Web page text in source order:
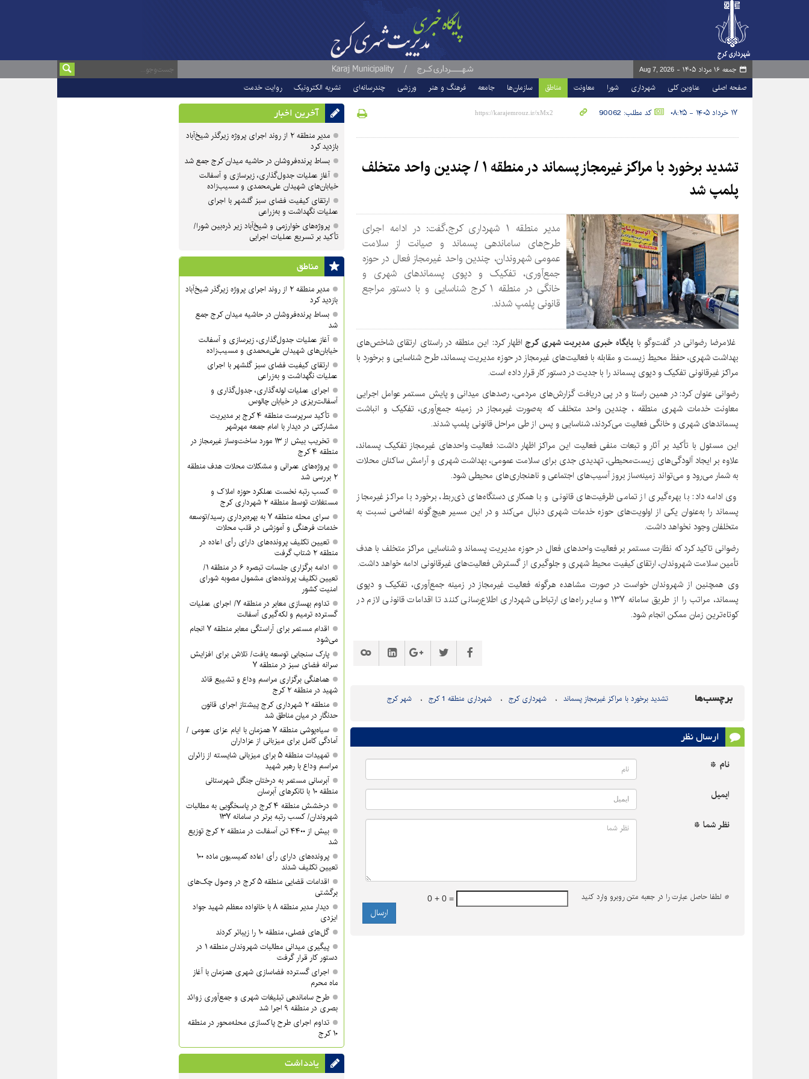
جمعه ۱۶ مرداد ۱۴۰۵ - Aug 7, 2026
صفحه اصلی عناوین کلی شهرداری شورا معاونت مناطق سازمان‌ها جامعه فرهنگ و هنر ورزشی چندرسانه‌ای نشریه الکترونیک روایت خدمت
۱۷ خرداد ۱۴۰۵ - ۰۸:۲۵ کد مطلب: 90062
تشدید برخورد با مراکز غیرمجاز پسماند در منطقه ۱ / چندین واحد متخلف
پلمپ شد
مدیر منطقه ۱ شهرداری کرج،گفت: در ادامه اجرای
طرح‌های ساماندهی پسماند و صیانت از سلامت
عمومی شهروندان، چندین واحد غیرمجاز فعال در حوزه
جمع‌آوری، تفکیک و دپوی پسماندهای شهری و
خانگی در منطقه ۱ کرج شناسایی و با دستور مراجع
قانونی پلمپ شدند.
غلامرضا رضوانی در گفت‌وگو با پایگاه خبری مدیریت شهری کرج اظهار کرد: این منطقه در راستای ارتقای شاخص‌های
بهداشت شهری، حفظ محیط زیست و مقابله با فعالیت‌های غیرمجاز در حوزه مدیریت پسماند، طرح شناسایی و برخورد با
مراکز غیرقانونی تفکیک و دپوی پسماند را با جدیت در دستور کار قرار داده است.
رضوانی عنوان کرد: در همین راستا و در پی دریافت گزارش‌های مردمی، رصدهای میدانی و پایش مستمر عوامل اجرایی
معاونت خدمات شهری منطقه ، چندین واحد متخلف که به‌صورت غیرمجاز در زمینه جمع‌آوری، تفکیک و انباشت
پسماندهای شهری و خانگی فعالیت می‌کردند، شناسایی و پس از طی مراحل قانونی پلمپ شدند.
این مسئول با تأکید بر آثار و تبعات منفی فعالیت این مراکز اظهار داشت: فعالیت واحدهای غیرمجاز تفکیک پسماند،
علاوه بر ایجاد آلودگی‌های زیست‌محیطی، تهدیدی جدی برای سلامت عمومی، بهداشت شهری و آرامش ساکنان محلات
به شمار می‌رود و می‌تواند زمینه‌ساز بروز آسیب‌های اجتماعی و ناهنجاری‌های محیطی شود.
وی ادامه داد: با بهره‌گیری از تمامی ظرفیت‌های قانونی و با همکاری دستگاه‌های ذی‌ربط، برخورد با مراکز غیرمجاز
پسماند را به‌عنوان یکی از اولویت‌های حوزه خدمات شهری دنبال می‌کند و در این مسیر هیچ‌گونه اغماضی نسبت به
متخلفان وجود نخواهد داشت.
رضوانی تاکید کرد که نظارت مستمر بر فعالیت واحدهای فعال در حوزه مدیریت پسماند و شناسایی مراکز متخلف با هدف
تأمین سلامت شهروندان، ارتقای کیفیت محیط شهری و جلوگیری از گسترش فعالیت‌های غیرقانونی ادامه خواهد داشت.
وی همچنین از شهروندان خواست در صورت مشاهده هرگونه فعالیت غیرمجاز در زمینه جمع‌آوری، تفکیک و دپوی
پسماند، مراتب را از طریق سامانه ۱۳۷ و سایر راه‌های ارتباطی شهرداری اطلاع‌رسانی کنند تا اقدامات قانونی لازم در
کوتاه‌ترین زمان ممکن انجام شود.
برچسب‌ها تشدید برخورد با مراکز غیرمجاز پسماند شهرداری کرج شهرداری منطقه 1 کرج شهر کرج
ارسال نظر
نام *
ایمیل
نظر شما *
* لطفا حاصل عبارت را در جعبه متن روبرو وارد کنید 0 + 0 =
آخرین اخبار
مدیر منطقه ۲ از روند اجرای پروژه زیرگذر شیخ‌آباد
بازدید کرد
بساط پرنده‌فروشان در حاشیه میدان کرج جمع شد
آغاز عملیات جدول‌گذاری، زیرسازی و آسفالت
خیابان‌های شهیدان علی‌محمدی و مسیب‌زاده
ارتقای کیفیت فضای سبز گلشهر با اجرای
عملیات نگهداشت و به‌زراعی
پروژه‌های خوارزمی و شیخ‌آباد زیر ذره‌بین شورا/
تأکید بر تسریع عملیات اجرایی
مناطق
مدیر منطقه ۲ از روند اجرای پروژه زیرگذر شیخ‌آباد
بازدید کرد
بساط پرنده‌فروشان در حاشیه میدان کرج جمع
شد
آغاز عملیات جدول‌گذاری، زیرسازی و آسفالت
خیابان‌های شهیدان علی‌محمدی و مسیب‌زاده
ارتقای کیفیت فضای سبز گلشهر با اجرای
عملیات نگهداشت و به‌زراعی
اجرای عملیات لوله‌گذاری، جدول‌گذاری و
آسفالت‌ریزی در خیابان چالوس
تأکید سرپرست منطقه ۴ کرج بر مدیریت
مشارکتی در دیدار با امام جمعه مهرشهر
تخریب بیش از ۱۳ مورد ساخت‌وساز غیرمجاز در
منطقه ۴ کرج
پروژه‌های عمرانی و مشکلات محلات هدف منطقه
۲ بررسی شد
کسب رتبه نخست عملکرد حوزه املاک و
مستغلات توسط منطقه ۲ شهرداری کرج
سرای محله منطقه ۷ به بهره‌برداری رسید/توسعه
خدمات فرهنگی و آموزشی در قلب محلات
تعیین تکلیف پرونده‌های دارای رأی اعاده در
منطقه ۲ شتاب گرفت
ادامه برگزاری جلسات تبصره ۶ در منطقه ۱/
تعیین تکلیف پرونده‌های مشمول مصوبه شورای
امنیت کشور
تداوم بهسازی معابر در منطقه ۷/ اجرای عملیات
گسترده ترمیم و لکه‌گیری آسفالت
اقدام مستمر برای آراستگی معابر منطقه ۷ انجام
می‌شود
پارک سنجابی توسعه یافت/ تلاش برای افزایش
سرانه فضای سبز در منطقه ۷
هماهنگی برگزاری مراسم وداع و تشییع قائد
شهید در منطقه ۲ کرج
منطقه ۲ شهرداری کرج پیشتاز اجرای قانون
حدنگار در میان مناطق شد
سیاه‌پوشی منطقه ۷ همزمان با ایام عزای عمومی /
آمادگی کامل برای میزبانی از عزاداران
تمهیدات منطقه ۵ برای میزبانی شایسته از زائران
مراسم وداع با رهبر شهید
آبرسانی مستمر به درختان جنگل شهرستانی
منطقه ۱۰ با تانکرهای آبرسان
درخشش منطقه ۴ کرج در پاسخگویی به مطالبات
شهروندان/ کسب رتبه برتر در سامانه ۱۳۷
بیش از ۴۴۰۰ تن آسفالت در منطقه ۲ کرج توزیع
شد
پرونده‌های دارای رأی اعاده کمیسیون ماده ۱۰۰
تعیین تکلیف شدند
اقدامات قضایی منطقه ۵ کرج در وصول چک‌های
برگشتی
دیدار مدیر منطقه ۸ با خانواده معظم شهید جواد
ایزدی
گل‌های فصلی، منطقه ۱۰ را زیباتر کردند
پیگیری میدانی مطالبات شهروندان منطقه ۱ در
دستور کار قرار گرفت
اجرای گسترده فضاسازی شهری همزمان با آغاز
ماه محرم
طرح ساماندهی تبلیغات شهری و جمع‌آوری زوائد
بصری در منطقه ۹ اجرا شد
تداوم اجرای طرح پاکسازی محله‌محور در منطقه
۱۰ کرج
یادداشت